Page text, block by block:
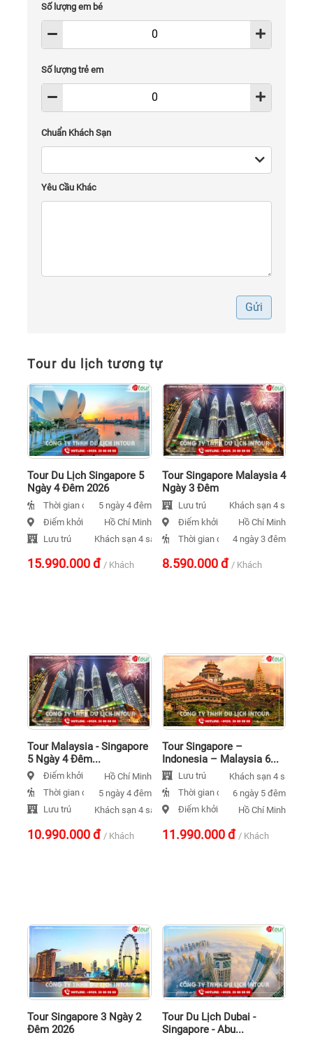
Số lượng em bé
Số lượng trẻ em
Chuẩn Khách Sạn
Yêu Cầu Khác
Gửi
Tour du lịch tương tự
Tour Du Lịch Singapore 5
Ngày 4 Đêm 2026
Thời gian đi
5 ngày 4 đêm
Điểm khởi hành Hồ Chí Minh
Lưu trú
Khách sạn 4 sao
15.990.000đ / Khách
Tour Singapore Malaysia 4
Ngày 3 Đêm
Lưu trú
Khách sạn 4 sao
Điểm khởi hànhHồ Chí Minh
Thời gian đi
4 ngày 3 đêm
8.590.000đ / Khách
Tour Malaysia - Singapore
5 Ngày 4 Đêm...
Điểm khởi hành Hồ Chí Minh
Thời gian đi
5 ngày 4 đêm
Lưu trú
Khách sạn 4 sao
10.990.000đ / Khách
Tour Singapore –
Indonesia – Malaysia 6...
Lưu trú
Khách sạn 4 sao
Thời gian đi
6 ngày 5 đêm
Điểm khởi hànhHồ Chí Minh
11.990.000đ / Khách
Tour Singapore 3 Ngày 2
Đêm 2026
Tour Du Lịch Dubai -
Singapore - Abu...